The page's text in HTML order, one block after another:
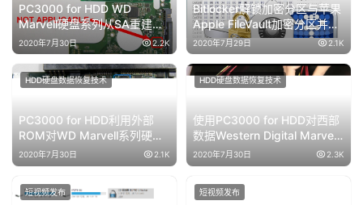
PC3000 for HDD WD
Marvell硬盘系列从SA重建
ROM镜像数据与内部ROM数
据
2020年7月30日 2.2K
Bitlocker解锁加密分区与苹果
Apple FileVault加密分区并进
行恢复数据过程
2020年7月29日 2.1K
PC3000 for HDD利用外部
ROM对WD Marvell系列硬盘
的SA区数据建立ROM镜像
2020年7月30日 2.1K
HDD硬盘数据恢复技术
使用PC3000 for HDD对西部
数据Western Digital Marvell
系列硬盘的热交换过程
2020年7月30日 2.3K
HDD硬盘数据恢复技术
短视频发布 短视频发布